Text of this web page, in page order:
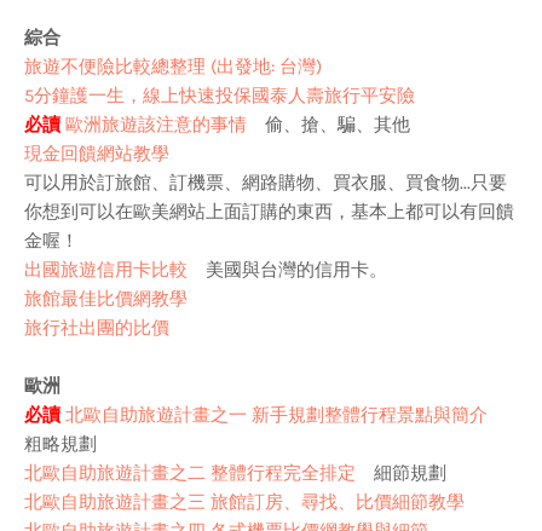
綜合
旅遊不便險比較總整理 (出發地: 台灣)
5分鐘護一生，線上快速投保國泰人壽旅行平安險
必讀 歐洲旅遊該注意的事情 偷、搶、騙、其他
現金回饋網站教學
可以用於訂旅館、訂機票、網路購物、買衣服、買食物...只要
你想到可以在歐美網站上面訂購的東西，基本上都可以有回饋
金喔！
出國旅遊信用卡比較 美國與台灣的信用卡。
旅館最佳比價網教學
旅行社出團的比價
歐洲
必讀 北歐自助旅遊計畫之一 新手規劃整體行程景點與簡介
粗略規劃
北歐自助旅遊計畫之二 整體行程完全排定 細節規劃
北歐自助旅遊計畫之三 旅館訂房、尋找、比價細節教學